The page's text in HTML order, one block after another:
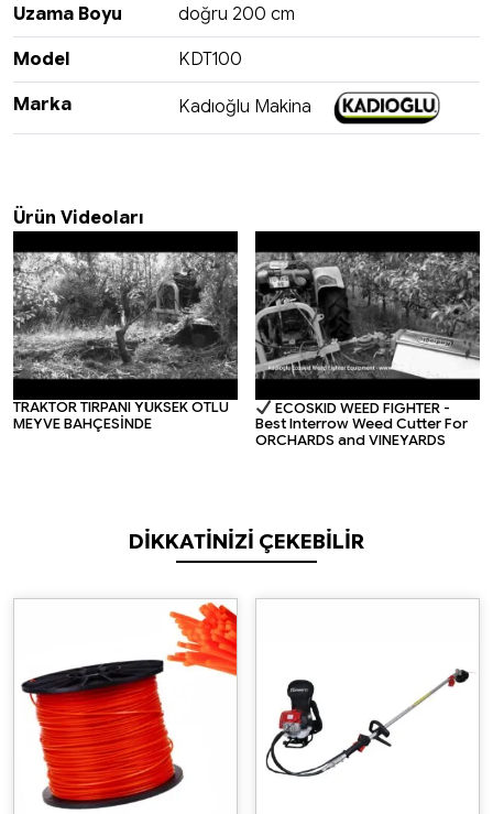
Uzama Boyu
doğru 200 cm
Model KDT100
Marka Kadıoğlu Makina
Ürün Videoları
TRAKTÖR TIRPANI YÜKSEK OTLU
MEYVE BAHÇESİNDE
ECOSKID WEED FIGHTER -
Best Interrow Weed Cutter For
ORCHARDS and VINEYARDS
DIKKATINIZI ÇEKEBILIR